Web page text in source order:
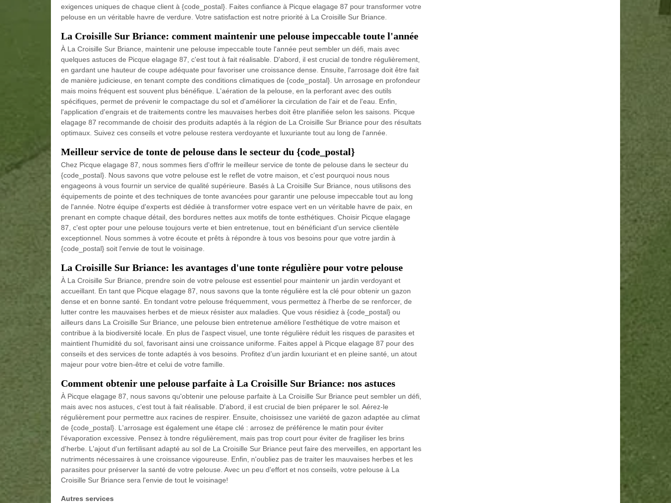
exigences uniques de chaque client à {code_postal}. Faites confiance à Picque elagage 87 pour transformer votre
pelouse en un véritable havre de verdure. Votre satisfaction est notre priorité à La Croisille Sur Briance.
La Croisille Sur Briance: comment maintenir une pelouse impeccable toute l'année
À La Croisille Sur Briance, maintenir une pelouse impeccable toute l'année peut sembler un défi, mais avec
quelques astuces de Picque elagage 87, c'est tout à fait réalisable. D'abord, il est crucial de tondre régulièrement,
en gardant une hauteur de coupe adéquate pour favoriser une croissance dense. Ensuite, l'arrosage doit être fait
de manière judicieuse, en tenant compte des conditions climatiques de {code_postal}. Un arrosage en profondeur
mais moins fréquent est souvent plus bénéfique. L'aération de la pelouse, en la perforant avec des outils
spécifiques, permet de prévenir le compactage du sol et d'améliorer la circulation de l'air et de l'eau. Enfin,
l'application d'engrais et de traitements contre les mauvaises herbes doit être planifiée selon les saisons. Picque
elagage 87 recommande de choisir des produits adaptés à la région de La Croisille Sur Briance pour des résultats
optimaux. Suivez ces conseils et votre pelouse restera verdoyante et luxuriante tout au long de l'année.
Meilleur service de tonte de pelouse dans le secteur du {code_postal}
Chez Picque elagage 87, nous sommes fiers d'offrir le meilleur service de tonte de pelouse dans le secteur du
{code_postal}. Nous savons que votre pelouse est le reflet de votre maison, et c'est pourquoi nous nous
engageons à vous fournir un service de qualité supérieure. Basés à La Croisille Sur Briance, nous utilisons des
équipements de pointe et des techniques de tonte avancées pour garantir une pelouse impeccable tout au long
de l'année. Notre équipe d'experts est dédiée à transformer votre espace vert en un véritable havre de paix, en
prenant en compte chaque détail, des bordures nettes aux motifs de tonte esthétiques. Choisir Picque elagage
87, c'est opter pour une pelouse toujours verte et bien entretenue, tout en bénéficiant d'un service clientèle
exceptionnel. Nous sommes à votre écoute et prêts à répondre à tous vos besoins pour que votre jardin à
{code_postal} soit l'envie de tout le voisinage.
La Croisille Sur Briance: les avantages d'une tonte régulière pour votre pelouse
À La Croisille Sur Briance, prendre soin de votre pelouse est essentiel pour maintenir un jardin verdoyant et
accueillant. En tant que Picque elagage 87, nous savons que la tonte régulière est la clé pour obtenir un gazon
dense et en bonne santé. En tondant votre pelouse fréquemment, vous permettez à l'herbe de se renforcer, de
lutter contre les mauvaises herbes et de mieux résister aux maladies. Que vous résidiez à {code_postal} ou
ailleurs dans La Croisille Sur Briance, une pelouse bien entretenue améliore l'esthétique de votre maison et
contribue à la biodiversité locale. En plus de l'aspect visuel, une tonte régulière réduit les risques de parasites et
maintient l'humidité du sol, favorisant ainsi une croissance uniforme. Faites appel à Picque elagage 87 pour des
conseils et des services de tonte adaptés à vos besoins. Profitez d’un jardin luxuriant et en pleine santé, un atout
majeur pour votre bien-être et celui de votre famille.
Comment obtenir une pelouse parfaite à La Croisille Sur Briance: nos astuces
À Picque elagage 87, nous savons qu'obtenir une pelouse parfaite à La Croisille Sur Briance peut sembler un défi,
mais avec nos astuces, c'est tout à fait réalisable. D'abord, il est crucial de bien préparer le sol. Aérez-le
régulièrement pour permettre aux racines de respirer. Ensuite, choisissez une variété de gazon adaptée au climat
de {code_postal}. L'arrosage est également une étape clé : arrosez de préférence le matin pour éviter
l'évaporation excessive. Pensez à tondre régulièrement, mais pas trop court pour éviter de fragiliser les brins
d'herbe. L'ajout d'un fertilisant adapté au sol de La Croisille Sur Briance peut faire des merveilles, en apportant les
nutriments nécessaires à une croissance vigoureuse. Enfin, n'oubliez pas de traiter les mauvaises herbes et les
parasites pour préserver la santé de votre pelouse. Avec un peu d'effort et nos conseils, votre pelouse à La
Croisille Sur Briance sera l'envie de tout le voisinage!
Autres services